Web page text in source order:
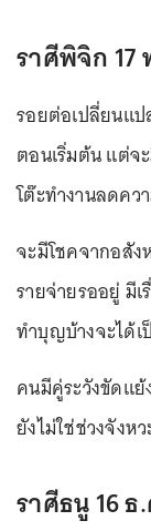
ราศีพิจิก 17
รอยต่อเปลี่ยนแป
ตอนเริ่มต้น แต่จ
โต๊ะทำงานลดคว
จะมีโชคจากอสัง
รายจ่ายรออยู่ มีเ
ทำบุญบ้างจะได้เ
คนมีคู่ระวังขัดแ
ยังไม่ใช่ช่วงจังห
ราศีธนู 16